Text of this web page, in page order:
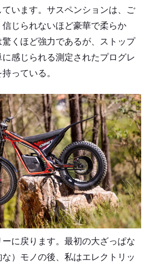
ています。サスペンションは、ご
じられないほど豪華で柔らか
驚くほど強力であるが、ストップ
感じられる測定されたプログレ
っている。
に戻ります。最初の大ざっぱな
な）モノの後、私はエレクトリッ